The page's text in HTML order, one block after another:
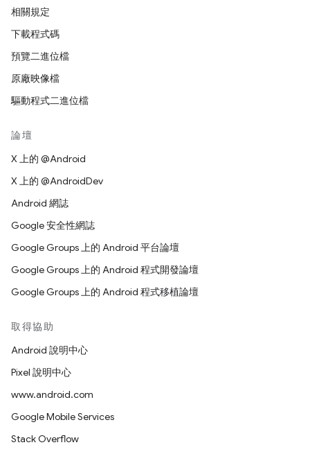
相關規定
下載程式碼
預覽二進位檔
原廠映像檔
驅動程式二進位檔
論壇
X 上的 @Android
X 上的 @AndroidDev
Android 網誌
Google 安全性網誌
Google Groups 上的 Android 平台論壇
Google Groups 上的 Android 程式開發論壇
Google Groups 上的 Android 程式移植論壇
取得協助
Android 說明中心
Pixel 說明中心
www.android.com
Google Mobile Services
Stack Overflow